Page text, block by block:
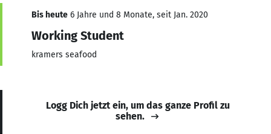
Bis heute 6 Jahre und 8 Monate, seit Jan. 2020
Working Student
kramers seafood
Logg Dich jetzt ein, um das ganze Profil zu
sehen.